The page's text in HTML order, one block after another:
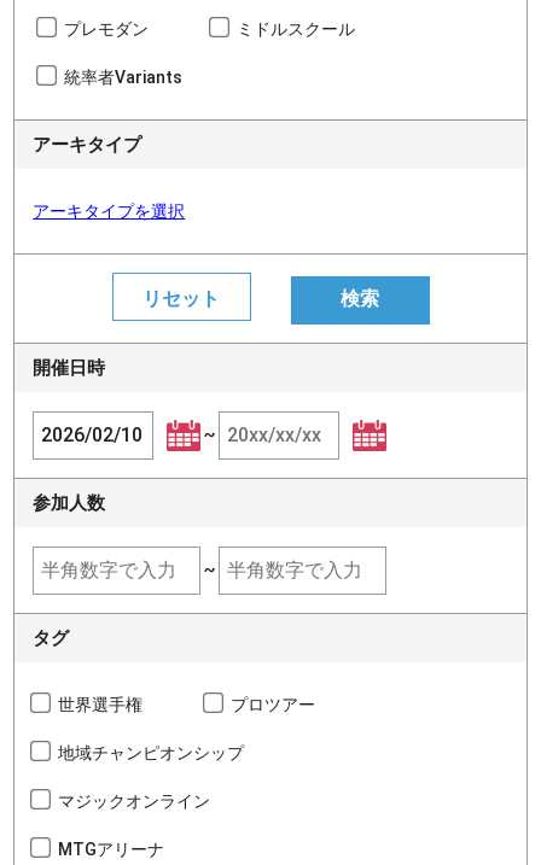
プレモダン ミドルスクール
統率者Variants
アーキタイプ
アーキタイプを選択
開催日時
~
参加人数
~
タグ
世界選手権 プロツアー
地域チャンピオンシップ
マジックオンライン
MTGアリーナ